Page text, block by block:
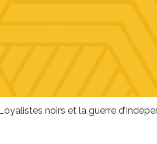
noirs et la guerre